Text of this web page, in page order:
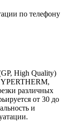
по телефону
High Quality)
различных
от 30 до
и